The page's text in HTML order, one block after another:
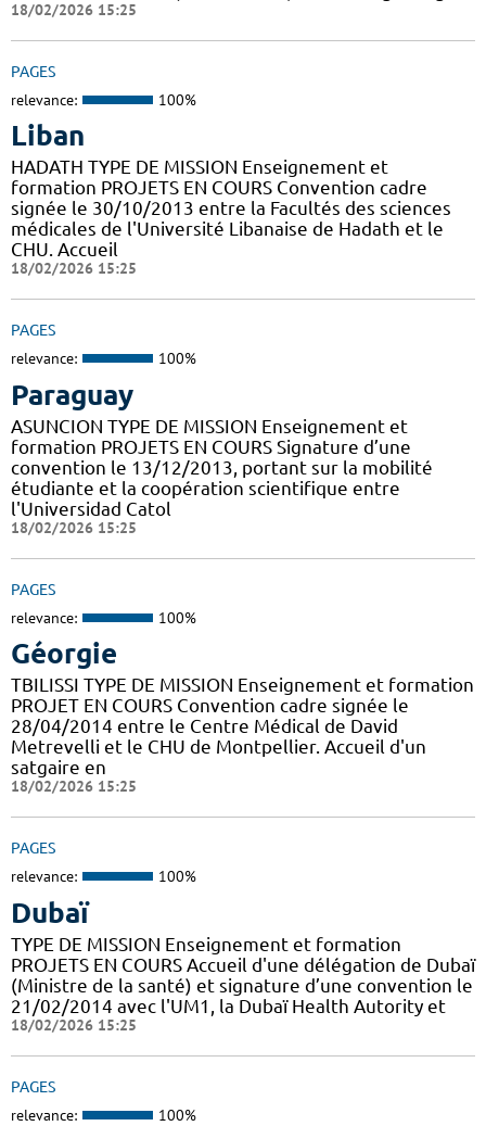
18/02/2026 15:25
PAGES
relevance: 100%
Liban
HADATH TYPE DE MISSION Enseignement et
formation PROJETS EN COURS Convention cadre
signée le 30/10/2013 entre la Facultés des sciences
médicales de l'Université Libanaise de Hadath et le
CHU. Accueil
18/02/2026 15:25
PAGES
relevance: 100%
Paraguay
ASUNCION TYPE DE MISSION Enseignement et
formation PROJETS EN COURS Signature d’une
convention le 13/12/2013, portant sur la mobilité
étudiante et la coopération scientifique entre
l'Universidad Catol
18/02/2026 15:25
PAGES
relevance: 100%
Géorgie
TBILISSI TYPE DE MISSION Enseignement et formation
PROJET EN COURS Convention cadre signée le
28/04/2014 entre le Centre Médical de David
Metrevelli et le CHU de Montpellier. Accueil d'un
satgaire en
18/02/2026 15:25
PAGES
relevance: 100%
Dubaï
TYPE DE MISSION Enseignement et formation
PROJETS EN COURS Accueil d'une délégation de Dubaï
(Ministre de la santé) et signature d’une convention le
21/02/2014 avec l'UM1, la Dubaï Health Autority et
18/02/2026 15:25
PAGES
relevance: 100%